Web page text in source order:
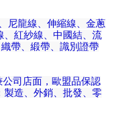
尼龍線、伸縮線、金蔥
、紅紗線、中國結、流
帶、緞帶、識別證帶
司店面，歐盟品保認
製造、外銷、批發、零